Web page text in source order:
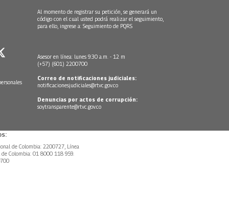
Al momento de registrar su petición, se generará un
código con el cual usted podrá realizar el seguimiento,
para ello, ingrese a: Seguimiento de PQRS
Asesor en línea: lunes 9:30 a.m. - 12 m
(+57) (601) 2200700
Correo de notificaciones judiciales:
notificacionesjudiciales@rtvc.gov.co
Denuncias por actos de corrupción:
soytransparente@rtvc.gov.co
de Colombia: 2200727, Línea
Colombia: 01 8000 118 959.